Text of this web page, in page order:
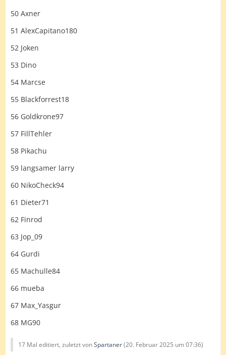
50 Axner
51 AlexCapitano180
52 Joken
53 Dino
54 Marcse
55 Blackforrest18
56 Goldkrone97
57 FillTehler
58 Pikachu
59 langsamer larry
60 NikoCheck94
61 Dieter71
62 Finrod
63 Jop_09
64 Gurdi
65 Machulle84
66 mueba
67 Max_Yasgur
68 MG90
17 Mal editiert, zuletzt vonSpartaner(20. Februar 2025 um 07:36)